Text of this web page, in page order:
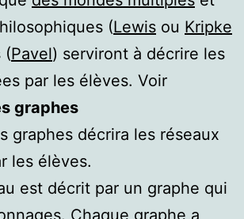
(Lewis ou Kripke
(Pavel) serviront à décrire les
par les élèves. Voir
graphes
graphes décrira les réseaux
les élèves.
est décrit par un graphe qui
Chaque graphe a